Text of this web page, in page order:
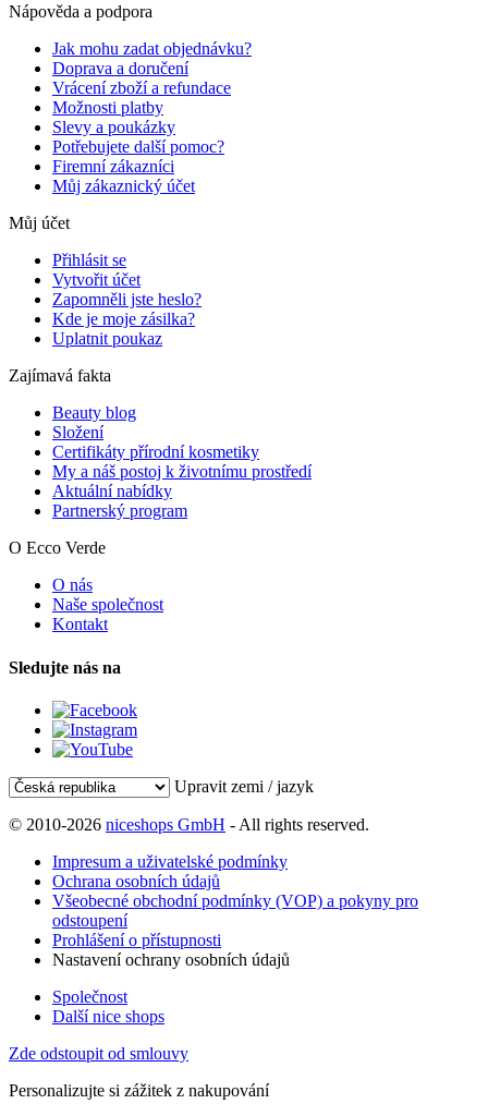
Nápověda a podpora
Jak mohu zadat objednávku?
Doprava a doručení
Vrácení zboží a refundace
Možnosti platby
Slevy a poukázky
Potřebujete další pomoc?
Firemní zákazníci
Můj zákaznický účet
Můj účet
Přihlásit se
Vytvořit účet
Zapomněli jste heslo?
Kde je moje zásilka?
Uplatnit poukaz
Zajímavá fakta
Beauty blog
Složení
Certifikáty přírodní kosmetiky
My a náš postoj k životnímu prostředí
Aktuální nabídky
Partnerský program
O Ecco Verde
O nás
Naše společnost
Kontakt
Sledujte nás na
Upravit zemi / jazyk
© 2010-2026 niceshops GmbH - All rights reserved.
Impresum a uživatelské podmínky
Ochrana osobních údajů
Všeobecné obchodní podmínky (VOP) a pokyny pro
odstoupení
Prohlášení o přístupnosti
Nastavení ochrany osobních údajů
Společnost
Další nice shops
Zde odstoupit od smlouvy
Personalizujte si zážitek z nakupování